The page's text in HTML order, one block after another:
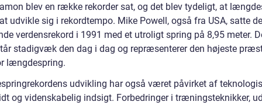
blev en række rekorder sat, og det blev tydeligt, at
udvikle sig i rekordtempo. Mike Powell, også fra USA, satte
verdensrekord i 1991 med et utroligt spring på 8,95 meter.
stadigvæk den dag i dag og repræsenterer den højeste
længdespring.
udvikling har også været påvirket af
og videnskabelig indsigt. Forbedringer i træningsteknikker,